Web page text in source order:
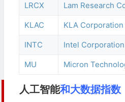
LRCX Lam Research
KLAC KLA Corporation
INTC Intel Corporation
MU Micron
人工智能和大数据指